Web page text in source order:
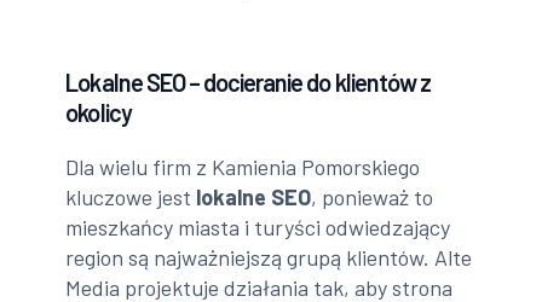
Lokalne SEO – docieranie do klientów z
okolicy
Dla wielu firm z Kamienia Pomorskiego
kluczowe jest lokalne SEO, ponieważ to
mieszkańcy miasta i turyści odwiedzający
region są najważniejszą grupą klientów. Alte
Media projektuje działania tak, aby strona